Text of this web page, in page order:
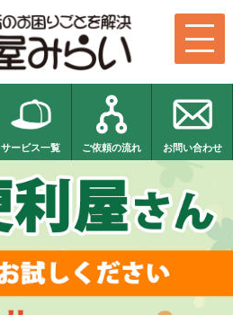
サービス一覧 ご依頼の流れ お問い合わせ